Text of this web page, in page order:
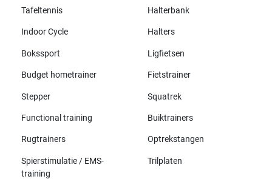
Tafeltennis Halterbank
Indoor Cycle Halters
Bokssport Ligfietsen
Budget hometrainer Fietstrainer
Stepper Squatrek
Functional training Buiktrainers
Rugtrainers Optrekstangen
Spierstimulatie / EMS-
training
Trilplaten